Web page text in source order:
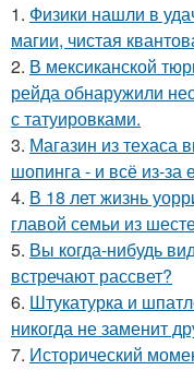
1. Физики нашли в
магии, чистая
2. В мексиканской
рейда обнаружили
с татуировками.
3. Магазин из техаса
шопинга - и всё из-за
4. В 18 лет жизнь
главой семьи из
5. Вы когда-нибудь
встречают рассвет?
6. Штукатурка и
никогда не заменит
7. Исторический